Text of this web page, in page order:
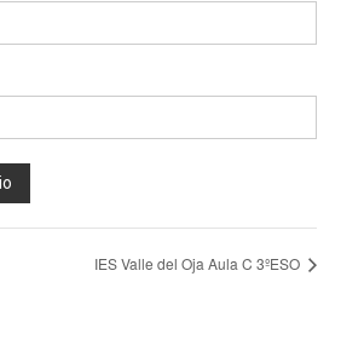
IES Valle del Oja Aula C 3ºESO